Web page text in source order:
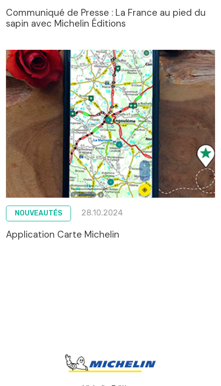
Communiqué de Presse : La France au pied du
sapin avec Michelin Éditions
NOUVEAUTÉS 28.10.2024
Application Carte Michelin